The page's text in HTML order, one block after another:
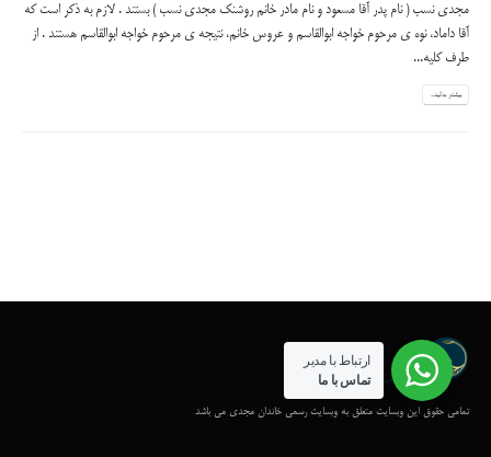
مجدی نسب ( نام پدر آقا مسعود و نام مادر خانم روشنک مجدی نسب ) بستند . لازم به ذکر است که
آقا داماد، نوه ی مرحوم خواجه ابوالقاسم و عروس خانم، نتیجه ی مرحوم خواجه ابوالقاسم هستند . از
طرف کلیه...
بیشتر بدانید...
تمامی حقوق این وبسایت متعلق به وبسایت رسمی خاندان مجدی می باشد
ارتباط با مدیر
تماس با ما